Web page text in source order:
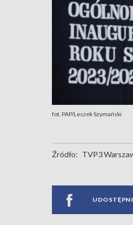
fot. PAP/Leszek Szymański
Źródło: TVP3